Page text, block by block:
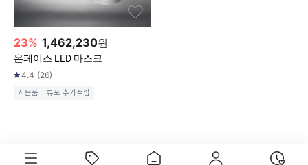
23% 1,462,230원
온페이스 LED 마스크
4.4 (26)
사은품 뷰포 추가적립